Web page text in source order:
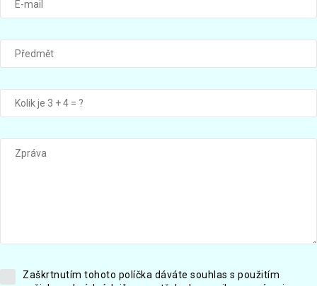
Zaškrtnutím tohoto políčka dáváte souhlas s použitím